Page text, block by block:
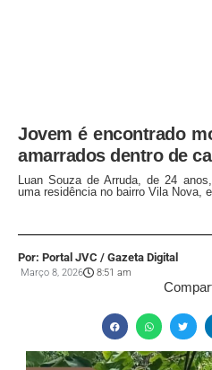
Jovem é encontrado
amarrados dentro de
Luan Souza de Arruda, de 24
uma residência no bairro Vila Nova,
Por: Portal JVC / Gazeta Digital
Março 8, 2026 8:51 am